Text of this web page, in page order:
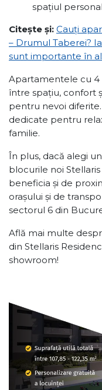
spațiul personal
Citește și: Cauți
– Drumul Taberei?
sunt importante în
Apartamentele cu
între spațiu, confort
pentru nevoi
dedicate pentru
familie.
În plus, dacă alegi
blocurile noi
beneficia și de
orașului și de
sectorul 6 din
Află mai multe
din Stellaris
showroom!